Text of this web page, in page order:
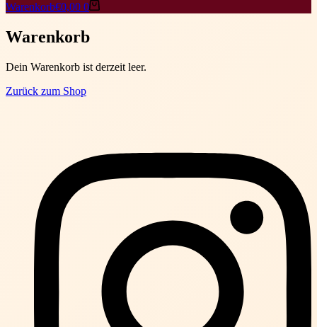
Warenkorb€0,00 0
Warenkorb
Dein Warenkorb ist derzeit leer.
Zurück zum Shop